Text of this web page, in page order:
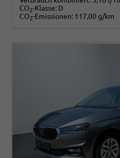
CO2-Klasse: D
CO2-Emissionen: 117,00 g/km